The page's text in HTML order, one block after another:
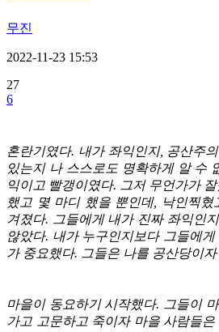
무진
2022-11-23 15:53
27
6
혼란기였다. 내가 좌익인지, 공산주
있는지 나 스스로도 명확하게 알 수
익이고 빨갱이였다. 그저 무언가가
했고 몇 마디 했을 뿐인데, 낙인찍
겨졌다. 그들에게 내가 진짜 좌익인
않았다. 내가 누구인지보다 그들에
가 중요했다. 그들은 나를 공산당이
마을이 동요하기 시작했다. 그들이
가고 고문하고 죽이자 마을 사람들